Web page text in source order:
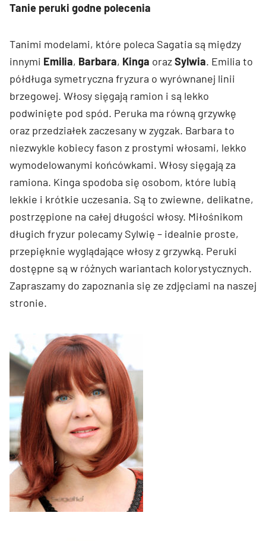
Tanie peruki godne polecenia
Tanimi modelami, które poleca Sagatia są między
innymi Emilia, Barbara, Kinga orazSylwia. Emilia to
półdługa symetryczna fryzura o wyrównanej linii
brzegowej. Włosy sięgają ramion i są lekko
podwinięte pod spód. Peruka ma równą grzywkę
oraz przedziałek zaczesany w zygzak. Barbara to
niezwykle kobiecy fason z prostymi włosami, lekko
wymodelowanymi końcówkami. Włosy sięgają za
ramiona. Kinga spodoba się osobom, które lubią
lekkie i krótkie uczesania. Są to zwiewne, delikatne,
postrzępione na całej długości włosy. Miłośnikom
długich fryzur polecamy Sylwię – idealnie proste,
przepięknie wyglądające włosy z grzywką. Peruki
dostępne są w różnych wariantach kolorystycznych.
Zapraszamy do zapoznania się ze zdjęciami na naszej
stronie.